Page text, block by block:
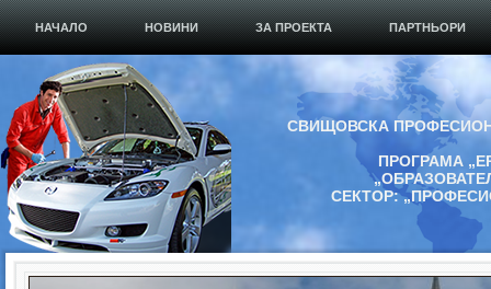
НАЧАЛО НОВИНИ ЗА ПРОЕКТА ПАРТНЬОРИ
СВИЩОВСКА
ПРОГРАМА
СЕКТОР: